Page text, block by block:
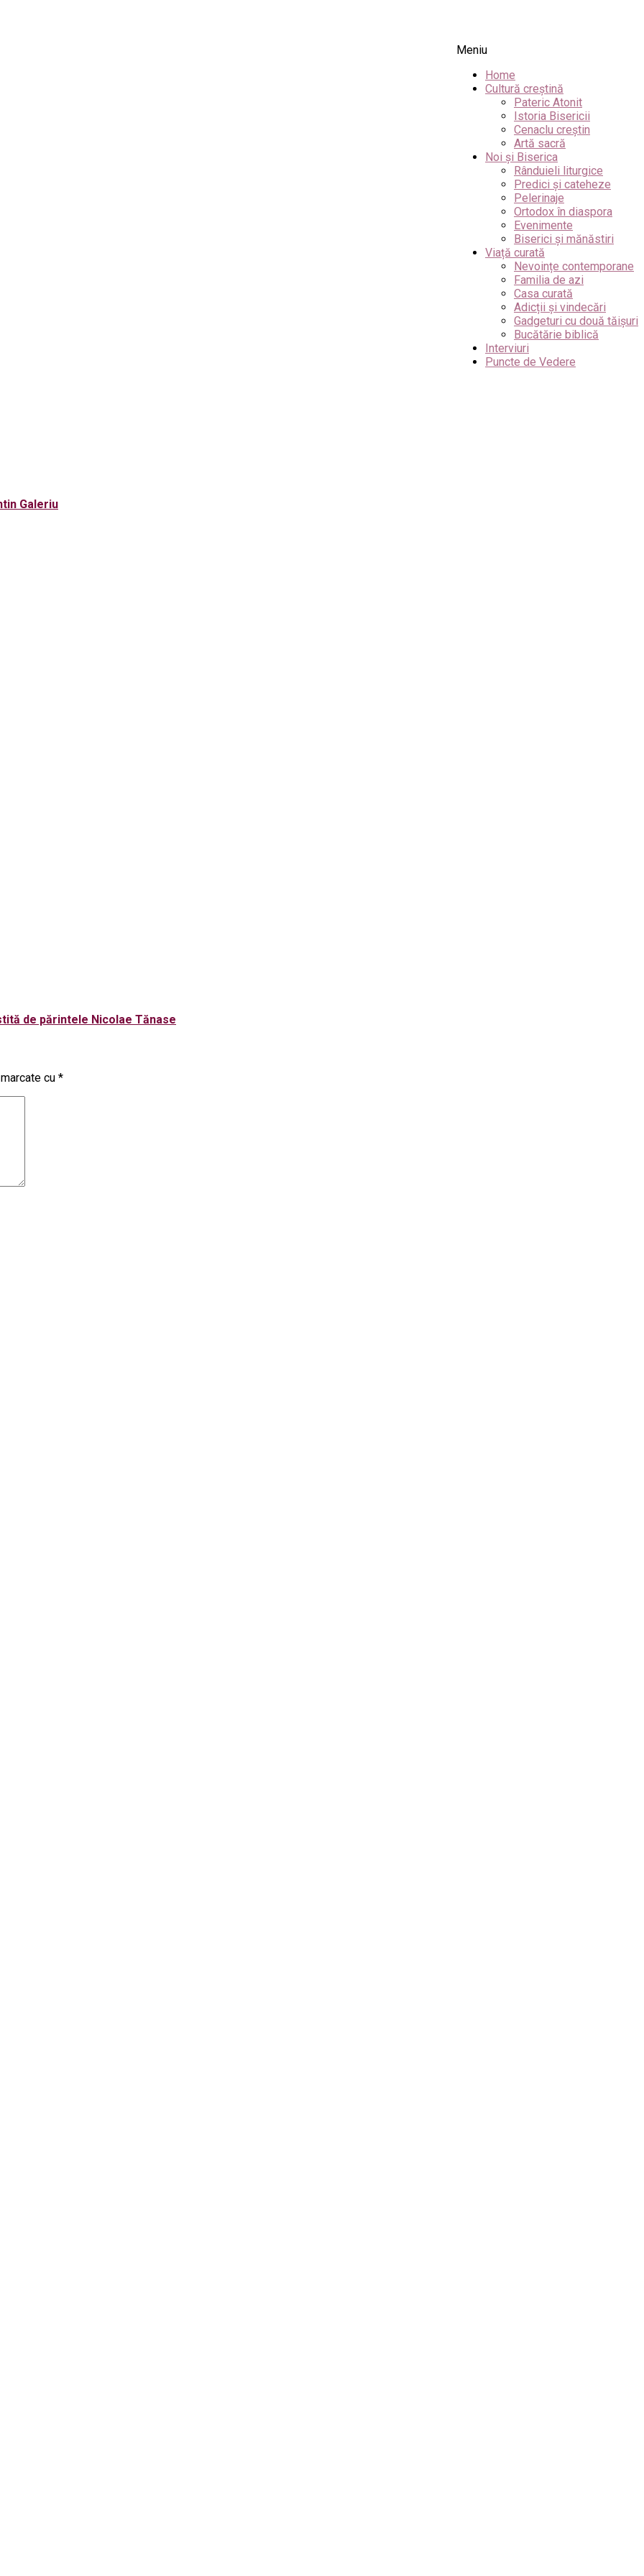
Meniu
Home
Cultură creștină
Pateric Atonit
Istoria Bisericii
Cenaclu creștin
Artă sacră
Noi și Biserica
Rânduieli liturgice
Predici și cateheze
Pelerinaje
Ortodox în diaspora
Evenimente
Biserici și mănăstiri
Viață curată
Nevoințe contemporane
Familia de azi
Casa curată
Adicții și vindecări
Gadgeturi cu două tăișuri
Bucătărie biblică
Interviuri
Puncte de Vedere
Galeriu
de părintele Nicolae Tănase
cu *